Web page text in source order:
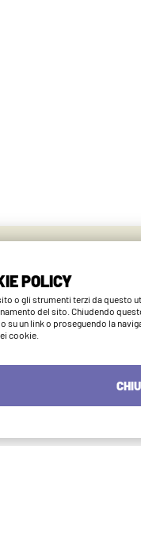
POLICY
o gli strumenti terzi da questo
del sito. Chiudendo
su un link o proseguendo la
cookie.